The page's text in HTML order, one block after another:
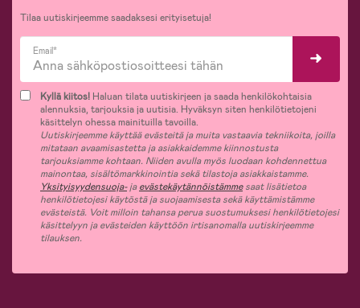
Tilaa uutiskirjeemme saadaksesi erityisetuja!
Email*
Kyllä kiitos! Haluan tilata uutiskirjeen ja saada henkilökohtaisia
alennuksia, tarjouksia ja uutisia. Hyväksyn siten henkilötietojeni
käsittelyn ohessa mainituilla tavoilla.
Uutiskirjeemme käyttää evästeitä ja muita vastaavia tekniikoita, joilla
mitataan avaamisastetta ja asiakkaidemme kiinnostusta
tarjouksiamme kohtaan. Niiden avulla myös luodaan kohdennettua
mainontaa, sisältömarkkinointia sekä tilastoja asiakkaistamme.
Yksityisyydensuoja-jaevästekäytännöistämmesaat lisätietoa
henkilötietojesi käytöstä ja suojaamisesta sekä käyttämistämme
evästeistä. Voit milloin tahansa perua suostumuksesi henkilötietojesi
käsittelyyn ja evästeiden käyttöön irtisanomalla uutiskirjeemme
tilauksen.